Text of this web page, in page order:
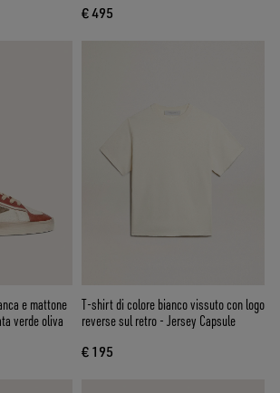
€ 495
e mattone
verde oliva
T-shirt di colore bianco vissuto con logo
reverse sul retro - Jersey Capsule
€ 195